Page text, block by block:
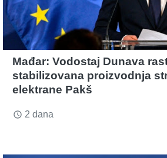
Mađar: Vodostaj Dunava
stabilizovana proizvodnja
elektrane Pakš
access_time 2 dana